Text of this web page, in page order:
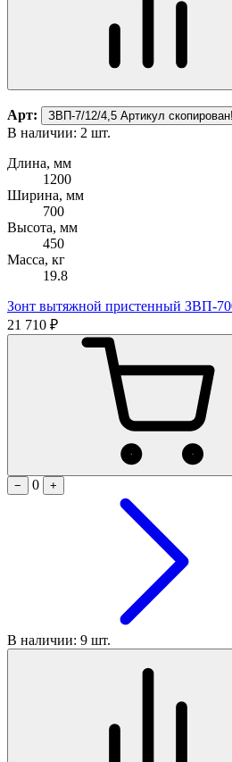
Арт: ЗВП-7/12/4,5 Артикул скопирован!
В наличии: 2 шт.
Длина, мм
1200
Ширина, мм
700
Высота, мм
450
Масса, кг
19.8
Зонт вытяжной пристенный ЗВП-
21 710 ₽
−
0 +
В наличии: 9 шт.